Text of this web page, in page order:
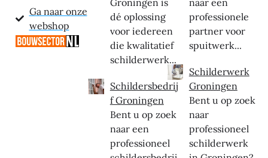
Ga naar onze
webshop
Groningen is
dé oplossing
voor iedereen
die kwalitatief
schilderwerk...
Schildersbedrij
f Groningen
Bent u op zoek
naar een
professioneel
naar een
professionele
partner voor
spuitwerk...
Schilderwerk
Groningen
Bent u op zoek
naar
professioneel
schilderwerk